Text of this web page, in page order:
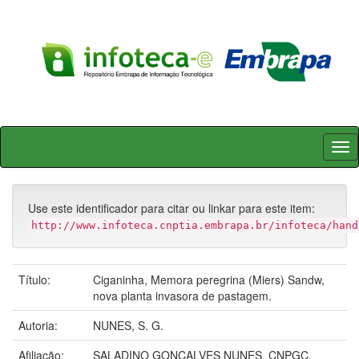
Skip
Use este identificador para citar ou linkar para este item:
http://www.infoteca.cnptia.embrapa.br/infoteca/
Título:
Ciganinha, Memora peregrina (Miers) Sandw,
nova planta invasora de pastagem.
Autoria:
NUNES, S. G.
Afiliação:
SALADINO GONCALVES NUNES, CNPGC.